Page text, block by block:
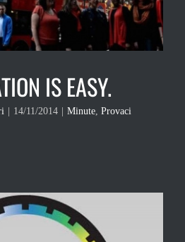
IS EASY.
| 14/11/2014 | Minute Provaci